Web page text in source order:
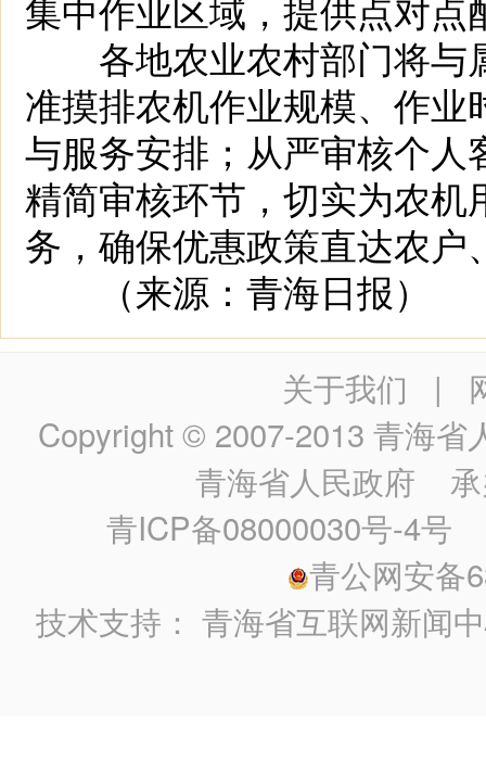
各地农业农村部门将与
准摸排农机作业规模、作
与服务安排；从严审核个
精简审核环节，切实为农
务，确保优惠政策直达农户
（来源：青海日报）
关于我们 |
Copyright © 2007-2013 青海省
青海省人民政府 承
青ICP备08000030号-4号
青公网安备
技术支持：青海省互联网新闻